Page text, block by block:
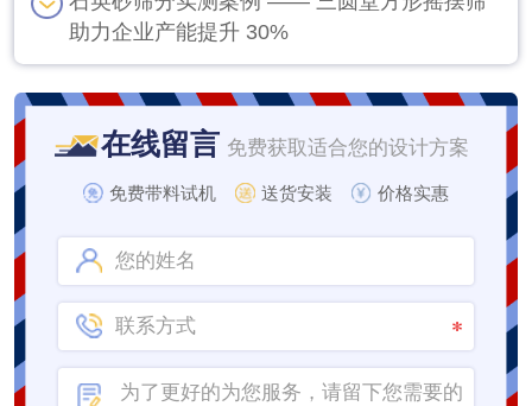
助力企业产能提升 30%
在线留言 免费获取适合您的设计方案
免费带料试机 送货安装 价格实惠